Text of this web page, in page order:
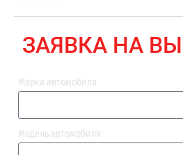
ЗАЯВКА НА
Марка автомобиля
Модель автомобиля